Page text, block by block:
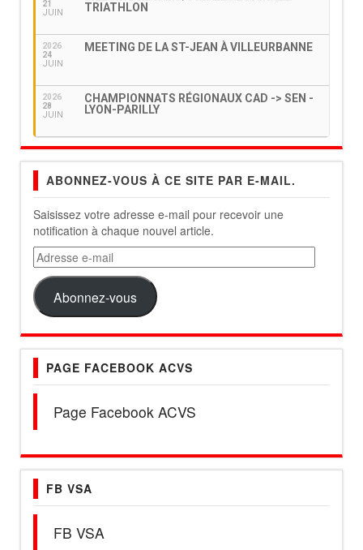
21
JUIN
TRIATHLON
2026
24
JUIN
MEETING DE LA ST-JEAN À VILLEURBANNE
2026
28
JUIN
CHAMPIONNATS RÉGIONAUX CAD -> SEN -
LYON-PARILLY
ABONNEZ-VOUS À CE SITE PAR E-MAIL.
Saisissez votre adresse e-mail pour recevoir une
notification à chaque nouvel article.
Adresse
e-
mail
Abonnez-vous
PAGE FACEBOOK ACVS
Page Facebook ACVS
FB VSA
FB VSA